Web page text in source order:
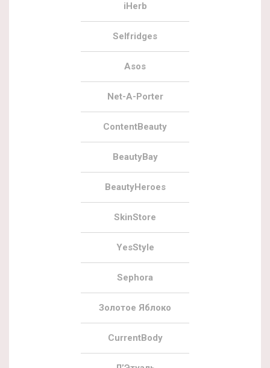
iHerb
Selfridges
Asos
Net-A-Porter
ContentBeauty
BeautyBay
BeautyHeroes
SkinStore
YesStyle
Sephora
Золотое Яблоко
CurrentBody